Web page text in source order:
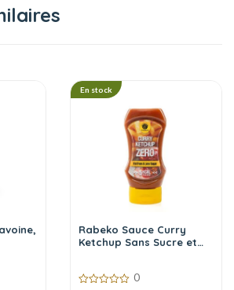
En stock
Rabeko Sauce Curry
Ketchup Sans Sucre et
0